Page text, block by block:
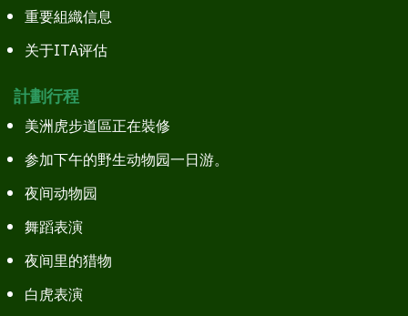
重要組織信息
关于ITA评估
計劃行程
美洲虎步道區正在裝修
参加下午的野生动物园一日游。
夜间动物园
舞蹈表演
夜间里的猎物
白虎表演